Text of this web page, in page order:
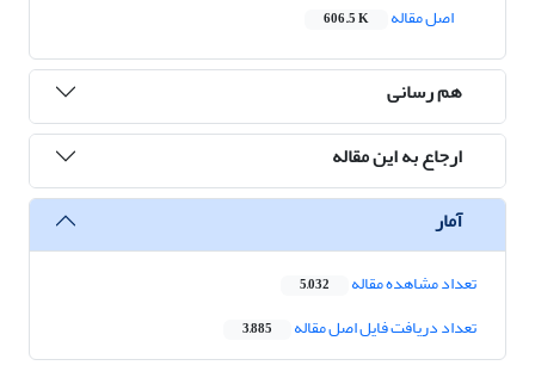
اصل مقاله
606.5 K
هم رسانی
ارجاع به این مقاله
آمار
تعداد مشاهده مقاله 5,032
تعداد دریافت فایل اصل مقاله 3,885